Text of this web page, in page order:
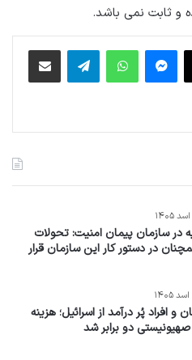
و ثابت نمی باشد.
X پیام رسان واتس آپ تلگرام اشتراک گذاری از طریق ایمیل
در سازمان پیمان امنیت: تحولات
در دستور کار این سازمان قرار
افراد پُر درآمد از اسرائیل؛ هزینه
صهیونیستی دو برابر شد